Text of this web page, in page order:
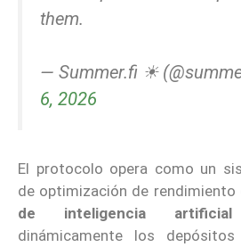
them.
— Summer.fi ☀
6, 2026
El protocolo opera como un
de optimización de rendimiento
de inteligencia artificial
dinámicamente los